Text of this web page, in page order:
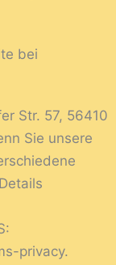
bei
Str. 57, 56410
Sie unsere
privacy.